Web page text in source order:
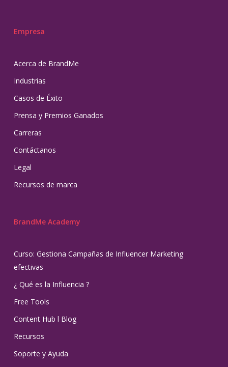
Empresa
Acerca de BrandMe
Industrias
Casos de Éxito
Prensa y Premios Ganados
Carreras
Contáctanos
Legal
Recursos de marca
BrandMe Academy
Curso: Gestiona Campañas de Influencer Marketing
efectivas
¿ Qué es la Influencia ?
Free Tools
Content Hub l Blog
Recursos
Soporte y Ayuda